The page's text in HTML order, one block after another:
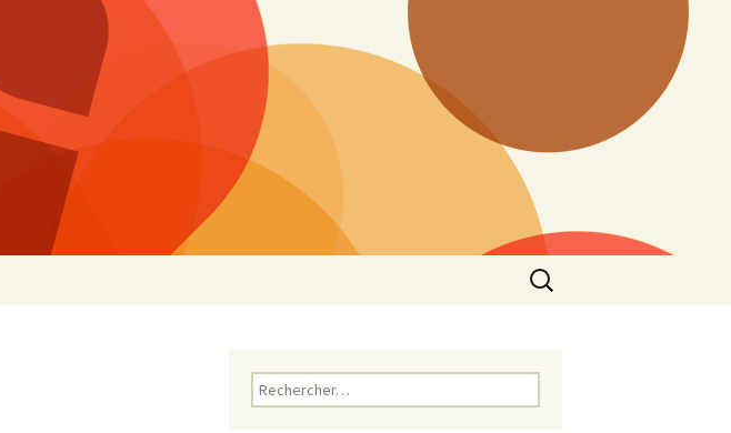
Rechercher :
Rechercher :